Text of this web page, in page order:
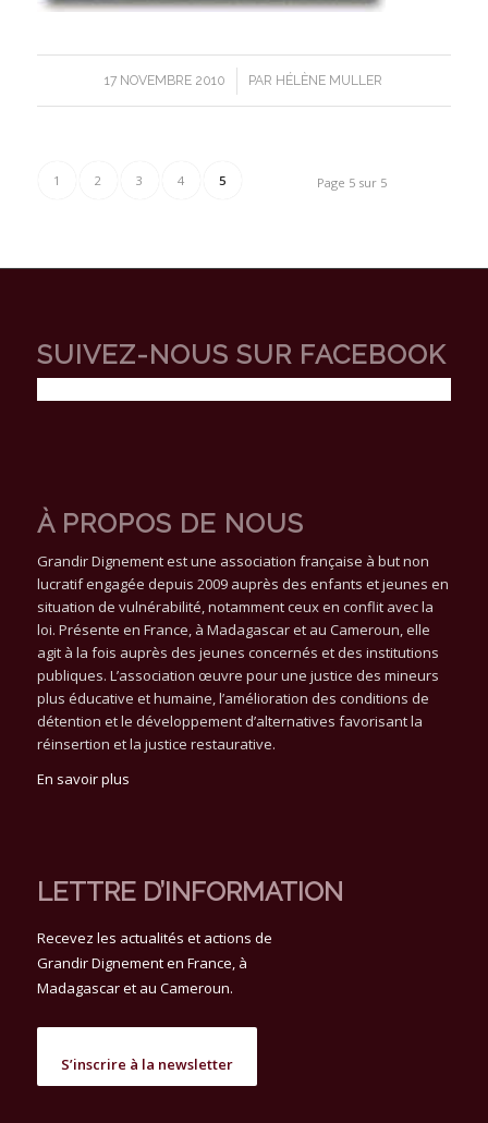
17 NOVEMBRE 2010
/ PAR HÉLÈNE MULLER
Page 5 sur 5
1 2 3 4 5
SUIVEZ-NOUS SUR FACEBOOK
À PROPOS DE NOUS
Grandir Dignement est une association française à but non
lucratif engagée depuis 2009 auprès des enfants et jeunes en
situation de vulnérabilité, notamment ceux en conflit avec la
loi. Présente en France, à Madagascar et au Cameroun, elle
agit à la fois auprès des jeunes concernés et des institutions
publiques. L’association œuvre pour une justice des mineurs
plus éducative et humaine, l’amélioration des conditions de
détention et le développement d’alternatives favorisant la
réinsertion et la justice restaurative.
En savoir plus
LETTRE D’INFORMATION
Recevez les actualités et actions de
Grandir Dignement en France, à
Madagascar et au Cameroun.
S’inscrire à la newsletter